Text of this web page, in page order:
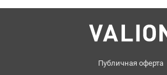
на этаже есть еще 2 комнатная квартира,
Звоните 0637120786 Татьяна valion.ua/
Публичная оферта